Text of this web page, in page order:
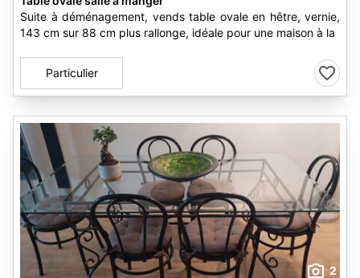
Suite à déménagement, vends table ovale en hêtre, vernie,
143 cm sur 88 cm plus rallonge, idéale pour une maison à la
Particulier
2